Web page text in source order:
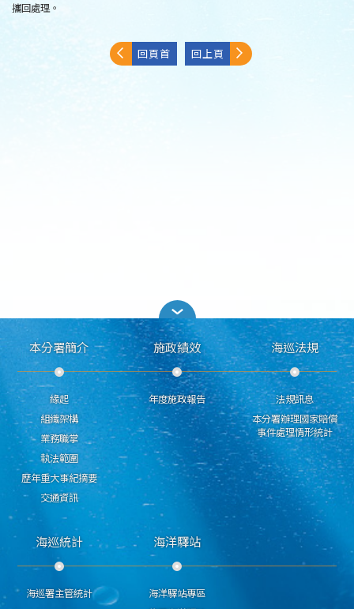
攜回處理。
回頁首 回上頁
本分署簡介
緣起
組織架構
業務職掌
執法範圍
歷年重大事紀摘要
交通資訊
施政績效
年度施政報告
海巡法規
法規訊息
本分署辦理國家賠償
事件處理情形統計
海巡統計
海巡署主管統計
海洋驛站
海洋驛站專區